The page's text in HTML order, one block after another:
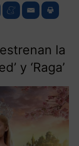
la
y ‘Raga’